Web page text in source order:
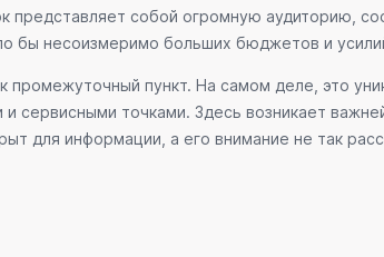
собой огромную аудиторию,
бы несоизмеримо больших бюджетов и
пункт. На самом деле, это
и сервисными точками. Здесь возникает
для информации, а его внимание не так